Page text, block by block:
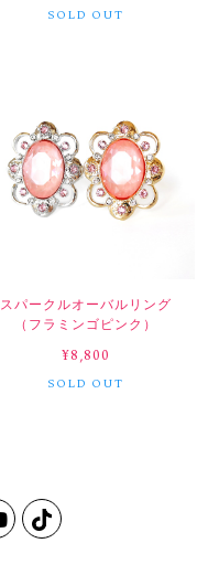
SOLD OUT
スパークルオーバルリング
（フラミンゴピンク）
¥8,800
SOLD OUT